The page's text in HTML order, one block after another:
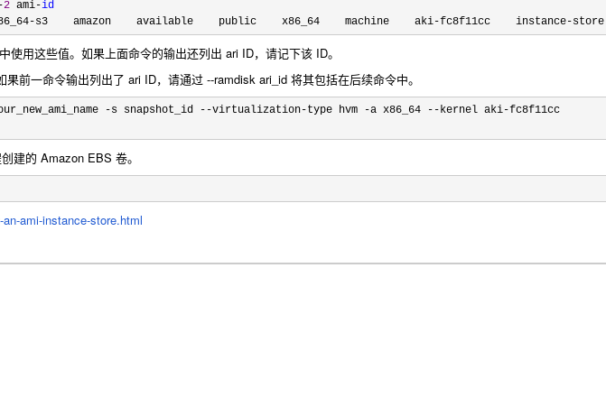
2 ami-id
s3    amazon    available    public    x86_64    machine    aki-fc8f11cc    instance-
用这些值。如果上面命令的输出还列出 ari ID，请记下该 ID。
前一命令输出列出了 ari ID，请通过 --ramdisk ari_id 将其包括在后续命令中。
-s snapshot_id --virtualization-type hvm -a x86_64 --kernel aki-fc8f11cc
建的 Amazon EBS 卷。
ami-instance-store.html